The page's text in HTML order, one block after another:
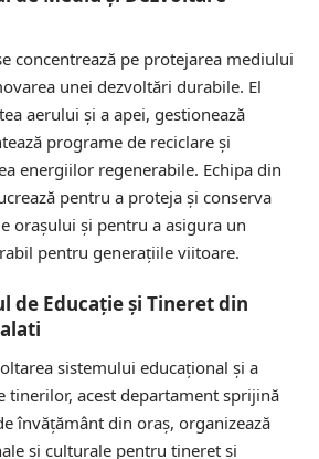
concentrează pe protejarea mediului
unei dezvoltări durabile. El
aerului și a apei, gestionează
programe de reciclare și
energiilor regenerabile. Echipa din
pentru a proteja și conserva
orașului și pentru a asigura un
pentru generațiile viitoare.
de Educație și Tineret din
sistemului educațional și a
tinerilor, acest departament sprijină
învățământ din oraș, organizează
și culturale pentru tineret și